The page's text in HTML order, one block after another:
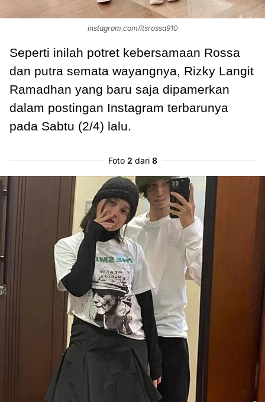
instagram.com/itsrossa910
Seperti inilah potret kebersamaan Rossa
dan putra semata wayangnya, Rizky Langit
Ramadhan yang baru saja dipamerkan
dalam postingan Instagram terbarunya
pada Sabtu (2/4) lalu.
Foto 2 dari 8